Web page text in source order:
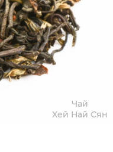
Чай
Хей Най Сян